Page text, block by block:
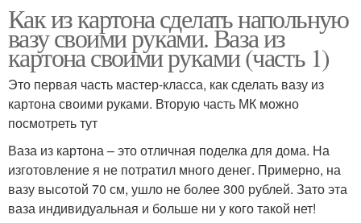
Как из картона сделать напольную
вазу своими руками. Ваза из
картона своими руками (часть 1)
Это первая часть мастер-класса, как сделать вазу из
картона своими руками. Вторую часть МК можно
посмотреть тут
Ваза из картона – это отличная поделка для дома. На
изготовление я не потратил много денег. Примерно, на
вазу высотой 70 см, ушло не более 300 рублей. Зато эта
ваза индивидуальная и больше ни у кого такой нет!